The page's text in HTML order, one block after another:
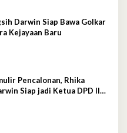
Darwin Siap Bawa Golkar
Kejayaan Baru
Pencalonan, Rhika
Siap jadi Ketua DPD II